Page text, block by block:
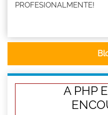
PROFESIONALMENTE!
A PHP